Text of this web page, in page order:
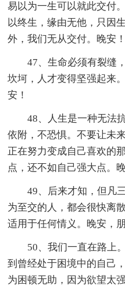
易以为一生可以就此交付
以终生，缘由无他，只因
外，我们无从交付。晚安！
47、生命必须有裂缝
坎坷，人才变得坚强起来
安！
48、人生是一种无法
依附，不恐惧。不要让未
正在努力变成自己喜欢的
点，还不如自己强大点。晚
49、后来才知，但凡
为至交的人，都会很快离
适用于任何情义。晚安，朋
50、我们一直在路上
到曾经处于困境中的自己
为困顿无助，因为欲望太